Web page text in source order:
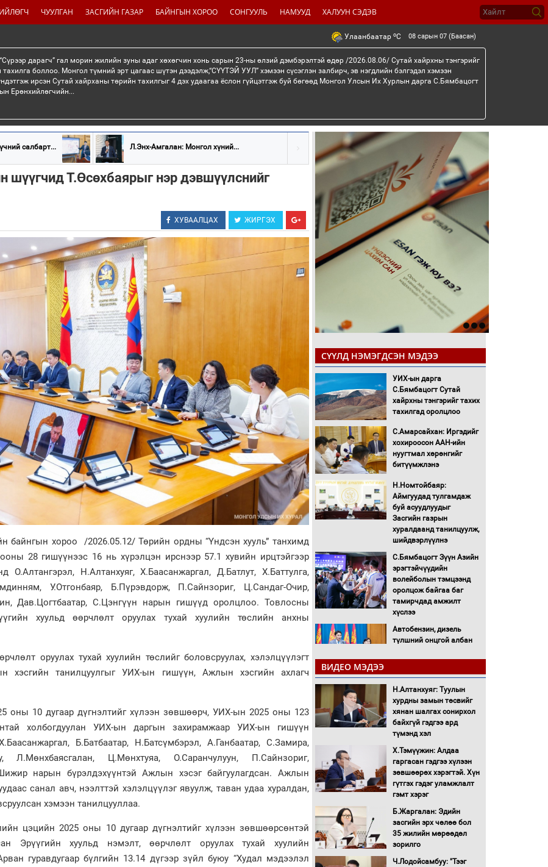
ЧУУЛГАН ЗАСГИЙН ГАЗАР БАЙНГЫН ХОРОО СОНГУУЛЬ НАМУУД ХАЛУУН СЭДЭВ
Улаанбаатар oC 08 сарын 07 (Баасан)
дарагч” гал морин жилийн зуны адаг хөхөгчин хонь сарын 23-ны өлзий дэмбэрэлтэй өдөр /2026.08.06/ Сутай хайрхны тэнгэрийг
тахилга боллоо. Монгол түмний эрт цагаас шүтэн дээдэлж,“СҮҮТЭЙ УУЛ” хэмээн сүсэглэн залбирч, эв нэгдлийн бэлгэдэл хэмээн
ирсэн Сутай хайрханы төрийн тахилгыг 4 дэх удаагаа ёслон гүйцэтгэж буй бөгөөд Монгол Улсын Их Хурлын дарга С.Бямбацогт
Ерөнхийлөгчийн...
салбарт... Л.Энх-Амгалан: Монгол хүний...
шүүгчид Т.Өсөхбаярыг нэр дэвшүүлснийг
ХУВААЛЦАХ ЖИРГЭХ
байнгын хороо /2026.05.12/ Төрийн ордны “Үндсэн хууль” танхимд
28 гишүүнээс 16 нь хүрэлцэн ирснээр 57.1 хувийн ирцтэйгээр
О.Алтангэрэл, Н.Алтанхуяг, Х.Баасанжаргал, Д.Батлут, Х.Баттулга,
У.Отгонбаяр, Б.Пүрэвдорж, П.Сайнзориг, Ц.Сандаг-Очир,
Дав.Цогтбаатар, С.Цэнгүүн нарын гишүүд оролцлоо. Товлосны
хуульд өөрчлөлт оруулах тухай хуулийн төслийн анхны
оруулах тухай хуулийн төслийг боловсруулах, хэлэлцүүлэгт
хэсгийн танилцуулгыг УИХ-ын гишүүн, Ажлын хэсгийн ахлагч
оны 10 дугаар дүгнэлтийг хүлээн зөвшөөрч, УИХ-ын 2025 оны 123
холбогдуулан УИХ-ын даргын захирамжаар УИХ-ын гишүүн
Б.Батбаатар, Н.Батсүмбэрэл, А.Ганбаатар, С.Замира,
Л.Мөнхбаясгалан, Ц.Мөнхтуяа, О.Саранчулуун, П.Сайнзориг,
нарын бүрэлдэхүүнтэй Ажлын хэсэг байгуулагдсан. Ажлын
санал авч, нээлттэй хэлэлцүүлэг явуулж, таван удаа хуралдан,
хэмээн танилцууллаа.
цэцийн 2025 оны 10 дугаар дүгнэлтийг хүлээн зөвшөөрсөнтэй
Эрүүгийн хуульд нэмэлт, өөрчлөлт оруулах тухай хуулийн
гуравдугаар бүлгийн 13.14 дүгээр зүйл буюу “Худал мэдээлэл
СҮҮЛД НЭМЭГДСЭН МЭДЭЭ
УИХ-ын дарга
С.Бямбацогт Сутай
хайрхны тэнгэрийг тахих
тахилгад оролцлоо
С.Амарсайхан: Иргэдийг
хохироосон ААН-ийн
нуугтмал хөрөнгийг
битүүмжлэнэ
Н.Номтойбаяр:
Аймгуудад тулгамдаж
буй асуудлуудыг
Засгийн газрын
хуралдаанд танилцуулж,
шийдвэрлүүлнэ
С.Бямбацогт Зүүн Азийн
эрэгтэйчүүдийн
волейболын тэмцээнд
оролцож байгаа баг
тамирчдад амжилт
хүслээ
Автобензин, дизель
түлшний онцгой албан
Санхүүгийн хэмнэлтийн
горимд эрүүл мэндийн
салбар хамаарахгүй
Нөөцийн махны
нээлттэй ил тод болгоно
Монгол Улс “COP17”-д
“Тал хээрийн
танилцуулна
16 төрлийн эмийг нэг эх
үүсвэрээс худалдан авах
ВИДЕО МЭДЭЭ
Н.Алтанхуяг: Туулын
хурдны замын төсвийг
хянан шалгах сонирхол
байхгүй гэдгээ ард
түмэнд хэл
Х.Тэмүүжин: Алдаа
гаргасан гэдгээ хүлээн
зөвшөөрөх хэрэгтэй. Хүн
гүтгэх гэдэг уламжлалт
гэмт хэрэг
Б.Жаргалан: Эдийн
засгийн эрх чөлөө бол
35 жилийн мөрөөдөл
зорилго
Ч.Лодойсамбуу: "Тээг